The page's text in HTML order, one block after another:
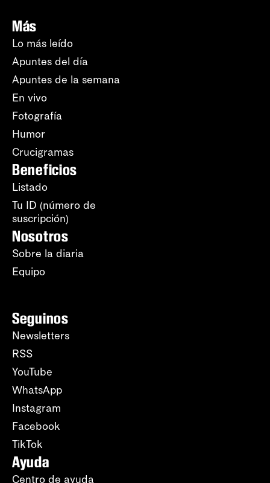
Más
Lo más leído
Apuntes del día
Apuntes de la semana
En vivo
Fotografía
Humor
Crucigramas
Beneficios
Listado
Tu ID (número de
suscripción)
Nosotros
Sobre la diaria
Equipo
Seguinos
Newsletters
RSS
YouTube
WhatsApp
Instagram
Facebook
TikTok
Ayuda
Centro de ayuda